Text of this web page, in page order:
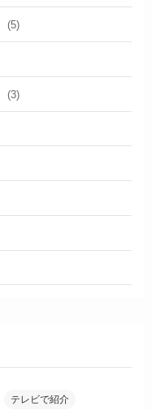
(5)
(3)
テレビで紹介